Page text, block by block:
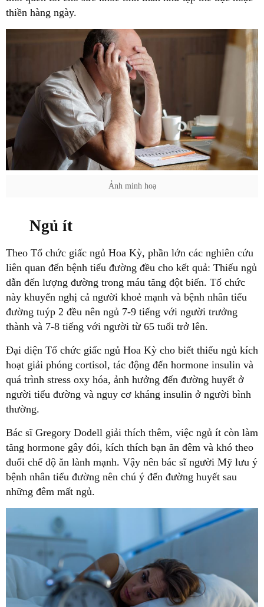
thiền hàng ngày.
Ảnh minh hoạ
Ngủ ít
Theo Tổ chức giấc ngủ Hoa Kỳ, phần lớn các nghiên cứu
liên quan đến bệnh tiểu đường đều cho kết quả: Thiếu ngủ
dẫn đến lượng đường trong máu tăng đột biến. Tổ chức
này khuyến nghị cả người khoẻ mạnh và bệnh nhân tiểu
đường tuýp 2 đều nên ngủ 7-9 tiếng với người trưởng
thành và 7-8 tiếng với người từ 65 tuổi trở lên.
Đại diện Tổ chức giấc ngủ Hoa Kỳ cho biết thiếu ngủ kích
hoạt giải phóng cortisol, tác động đến hormone insulin và
quá trình stress oxy hóa, ảnh hưởng đến đường huyết ở
người tiểu đường và nguy cơ kháng insulin ở người bình
thường.
Bác sĩ Gregory Dodell giải thích thêm, việc ngủ ít còn làm
tăng hormone gây đói, kích thích bạn ăn đêm và khó theo
đuổi chế độ ăn lành mạnh. Vậy nên bác sĩ người Mỹ lưu ý
bệnh nhân tiểu đường nên chú ý đến đường huyết sau
những đêm mất ngủ.